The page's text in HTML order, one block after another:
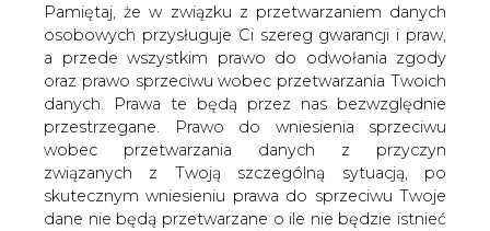
Pamiętaj, że w związku z przetwarzaniem danych
osobowych przysługuje Ci szereg gwarancji i praw,
a przede wszystkim prawo do odwołania zgody
oraz prawo sprzeciwu wobec przetwarzania Twoich
danych. Prawa te będą przez nas bezwzględnie
przestrzegane. Prawo do wniesienia sprzeciwu
wobec przetwarzania danych z przyczyn
związanych z Twoją szczególną sytuacją, po
skutecznym wniesieniu prawa do sprzeciwu Twoje
dane nie będą przetwarzane o ile nie będzie istnieć
Nie będzie aresztu dla byłego
prezesa Lotosu